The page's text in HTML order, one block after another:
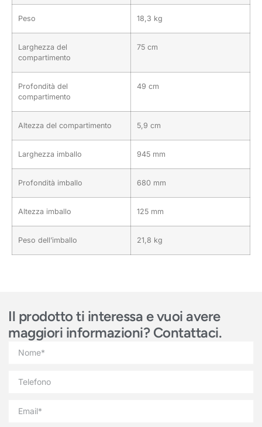
Peso 18,3 kg
Larghezza del
compartimento
75 cm
Profondità del
compartimento
49 cm
Altezza del compartimento 5,9 cm
Larghezza imballo 945 mm
Profondità imballo 680 mm
Altezza imballo 125 mm
Peso dell’imballo 21,8 kg
Il prodotto ti interessa e vuoi avere
maggiori informazioni? Contattaci.